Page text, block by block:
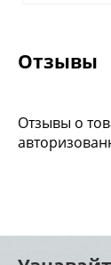
Отзывы
Отзывы о